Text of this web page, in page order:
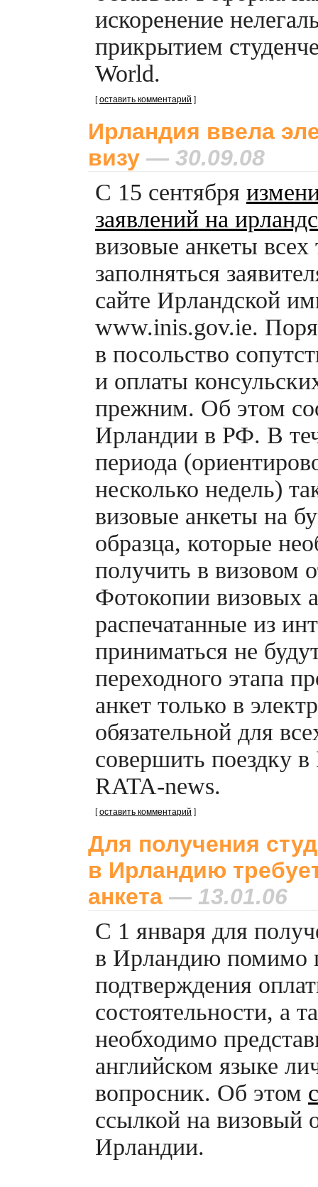
искоренение
прикрытием
World.
[оставить комментарий ]
Ирландия ввела
визу — 30.09.08
С 15 сентября
заявлений на
визовые анкеты
заполняться
сайте Ирландской
www.inis.gov.ie.
в посольство
и оплаты
прежним. Об этом
Ирландии в РФ. В
периода
несколько недель)
визовые анкеты на
образца, которые
получить в визовом
Фотокопии визовых
распечатанные из
приниматься не
переходного этапа
анкет только в
обязательной для
совершить поездку
RATA-news.
[оставить комментарий ]
Для получения
в Ирландию
анкета — 13.01.06
С 1 января для
в Ирландию помимо
подтверждения
состоятельности, а
необходимо
английском языке
вопросник. Об этом
ссылкой на визовый
Ирландии.